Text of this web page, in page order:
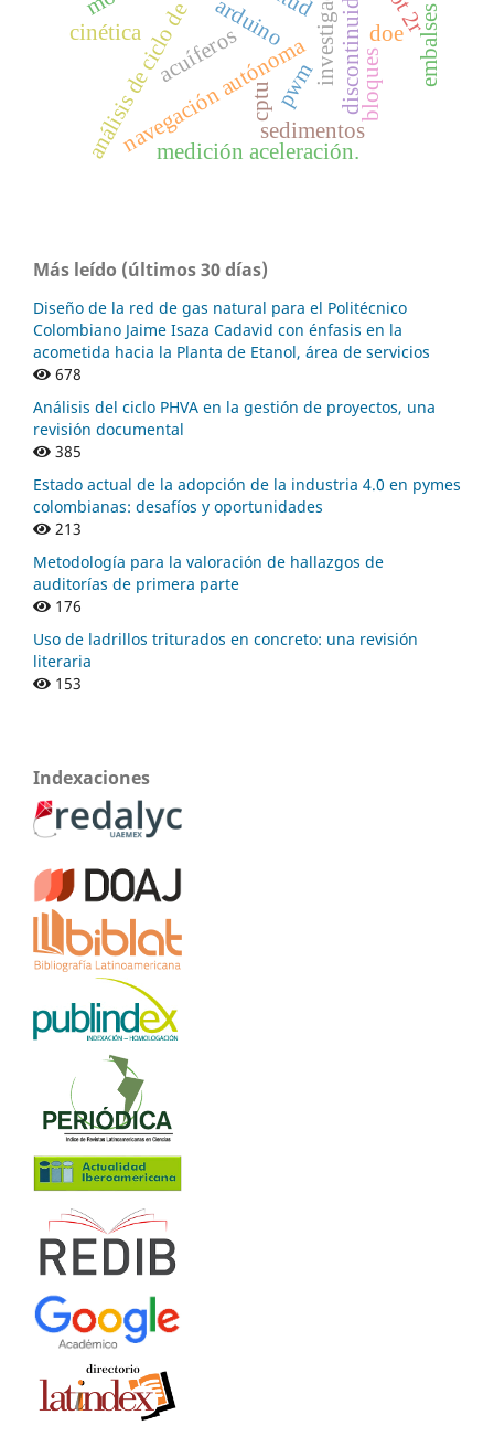
arduino
análisis de ciclo de vida discontinuidades
navegación autónoma
cptu
sedimentos
medición aceleración.
cinética acuíferos bloques
doe
pwm embalses
Más leído (últimos 30 días)
Diseño de la red de gas natural para el Politécnico
Colombiano Jaime Isaza Cadavid con énfasis en la
acometida hacia la Planta de Etanol, área de servicios
678
Análisis del ciclo PHVA en la gestión de proyectos, una
revisión documental
385
Estado actual de la adopción de la industria 4.0 en pymes
colombianas: desafíos y oportunidades
213
Metodología para la valoración de hallazgos de
auditorías de primera parte
176
Uso de ladrillos triturados en concreto: una revisión
literaria
153
Indexaciones